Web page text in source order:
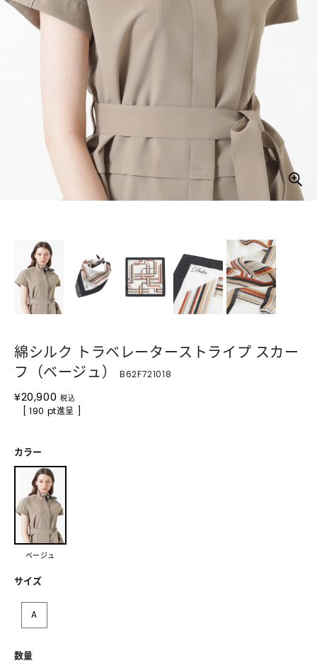
綿シルク トラベレーターストライプ スカー
フ（ベージュ）
B62F721018
¥20,900 税込
[ 190 pt進呈 ]
カラー
ベージュ
サイズ
A
数量